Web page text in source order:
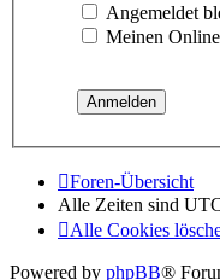
Angemeldet
Meinen
Foren-Übersicht
Alle Zeiten sind
Alle Cookies
Powered by phpBB®